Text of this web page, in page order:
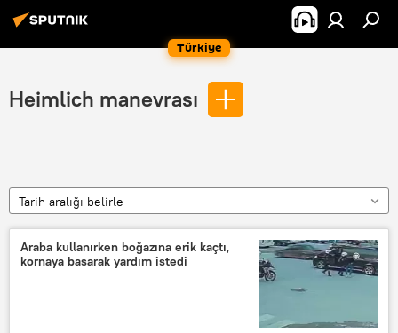
Türkiye
Heimlich manevrası
Tarih aralığı belirle
Araba kullanırken boğazına erik kaçtı,
kornaya basarak yardım istedi